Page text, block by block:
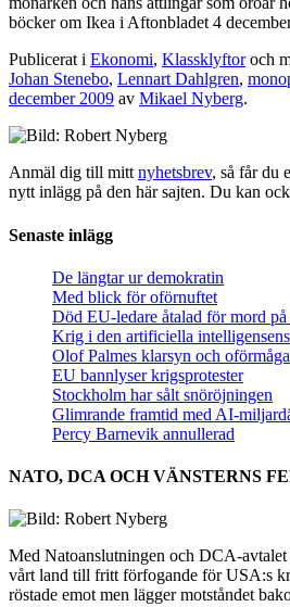
böcker om Ikea i Aftonbladet 4
Publicerat i Ekonomi, Klassklyftoroch
Johan Stenebo, Lennart Dahlgren,
december 2009 av Mikael Nyberg.
Anmäl dig till mitt nyhetsbrev, så får du
nytt inlägg på den här sajten. Du kan
Senaste inlägg
De längtar ur demokratin
Med blick för oförnuftet
Död EU-ledare åtalad för mord
Krig i den artificiella
Olof Palmes klarsyn och oförmåga
EU bannlyser krigsprotester
Stockholm har sålt snöröjningen
Glimrande framtid med AI-
Percy Barnevik annullerad
NATO, DCA OCH VÄNSTERNS
Med Natoanslutningen och DCA-
vårt land till fritt förfogande för USA:s
röstade emot men lägger motståndet